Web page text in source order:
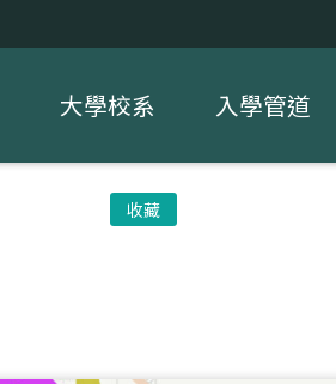
大學校系 入學管道
收藏